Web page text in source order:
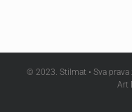
© 2023. Stilmat • Sva prava
Art